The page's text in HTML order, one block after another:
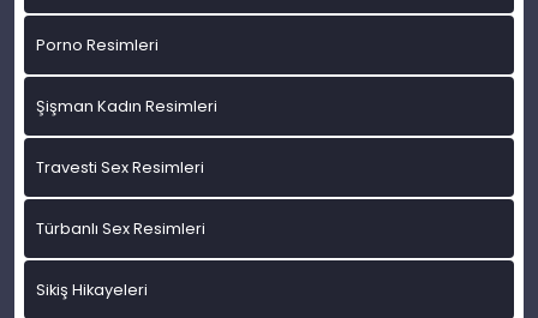
Porno Resimleri
Şişman Kadın Resimleri
Travesti Sex Resimleri
Türbanlı Sex Resimleri
Sikiş Hikayeleri